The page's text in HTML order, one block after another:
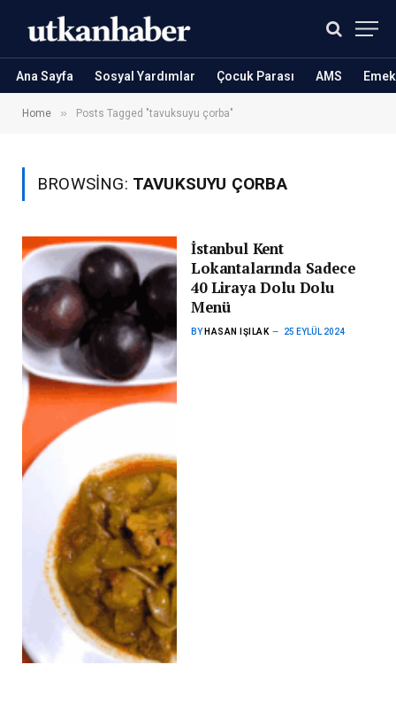
Ana Sayfa Sosyal Yardımlar Çocuk Parası AMS
Home » Posts Tagged "tavuksuyu çorba"
BROWSING: TAVUKSUYU ÇORBA
İstanbul Kent
Lokantalarında Sadece
40 Liraya Dolu Dolu
Menü
BY HASAN IŞILAK 25 EYLÜL 2024